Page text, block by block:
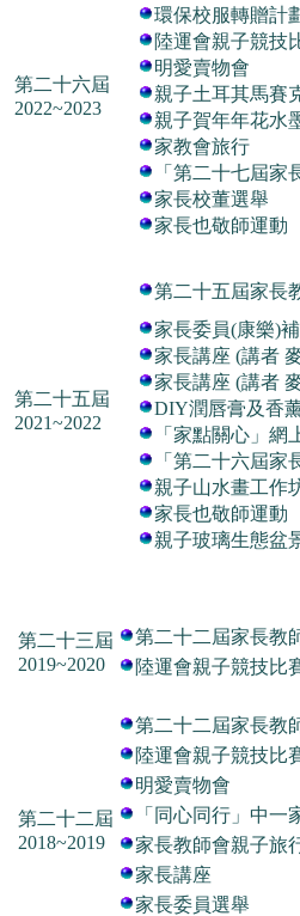
第二十六屆
2022~2023
環保校服轉贈計
陸運會親子競技
明愛賣物會
親子土耳其馬賽
親子賀年年花水
家教會旅行
「第二十七屆家
家長校董選舉
家長也敬師運動
第二十五屆
2021~2022
第二十五屆家長
家長委員(康樂)
家長講座 (講者
家長講座 (講者
DIY潤唇膏及香
「家點關心」網
「第二十六屆家
親子山水畫工作
家長也敬師運動
親子玻璃生態盆
第二十三屆
2019~2020
第二十二屆家長教
陸運會親子競技比
第二十二屆
2018~2019
第二十二屆家長教
陸運會親子競技比
明愛賣物會
「同心同行」中一
家長教師會親子旅
家長講座
家長委員選舉